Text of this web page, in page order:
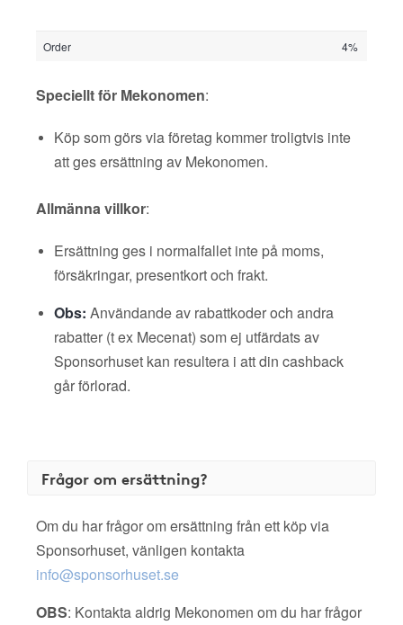
Order 4%
Speciellt för Mekonomen:
Köp som görs via företag kommer troligtvis inte
att ges ersättning av Mekonomen.
Allmänna villkor:
Ersättning ges i normalfallet inte på moms,
försäkringar, presentkort och frakt.
Obs: Användande av rabattkoder och andra
rabatter (t ex Mecenat) som ej utfärdats av
Sponsorhuset kan resultera i att din cashback
går förlorad.
Frågor om ersättning?
Om du har frågor om ersättning från ett köp via
Sponsorhuset, vänligen kontakta
info@sponsorhuset.se
OBS: Kontakta aldrig Mekonomen om du har frågor